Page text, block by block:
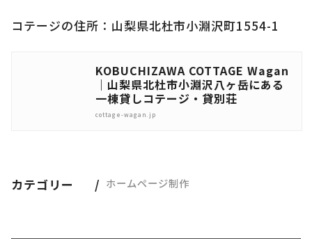
コテージの住所：山梨県北杜市小淵沢町1554-1
KOBUCHIZAWA COTTAGE Wagan
｜山梨県北杜市小淵沢八ヶ岳にある
一棟貸しコテージ・貸別荘
cottage-wagan.jp
カテゴリー ホームページ制作